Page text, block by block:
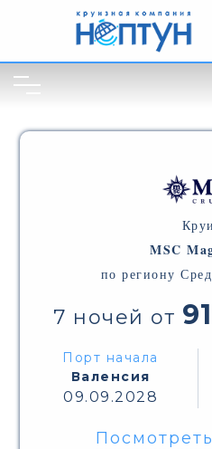
MSC
по региону
7 ночей от
Порт начала
Валенсия
09.09.2028